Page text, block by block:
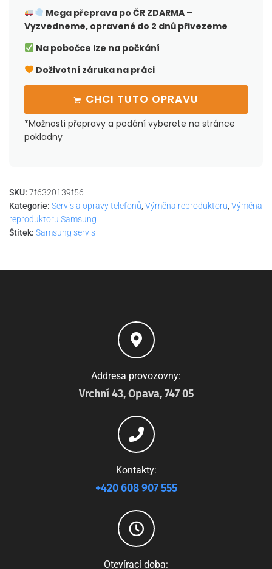
Mega přeprava po ČRZDARMA –
Vyzvedneme, opravené do 2 dnů přivezeme
Na pobočce lze na počkání
Doživotní záruka na práci
CHCI TUTO OPRAVU
*Možnosti přepravy a podání vyberete na stránce
pokladny
SKU: 7f6320139f56
Kategorie: Servis a opravy telefonů,Výměna reproduktoru,Výměna
reproduktoru Samsung
Štítek: Samsung servis
Addresa provozovny:
Vrchní 43, Opava, 747 05
Kontakty:
+420 608 907 555
Otevírací doba: